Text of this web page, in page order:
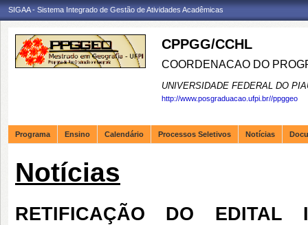
SIGAA - Sistema Integrado de Gestão de Atividades Acadêmicas
CPPGG/CCHL
COORDENACAO DO
UNIVERSIDADE FEDERAL DO
http://www.posgraduacao.ufpi.br//ppggeo
Programa Ensino Calendário Processos Seletivos Notícias
Notícias
RETIFICAÇÃO DO EDITAL